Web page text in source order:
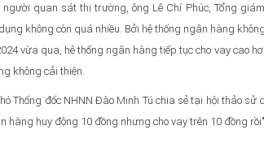
quan sát thị trường, ông Lê Chí Phúc, Tổng
không còn quá nhiều. Bởi hệ thống ngân hàng
vừa qua, hệ thống ngân hàng tiếp tục cho vay cao
không cải thiện.
Thống đốc NHNN Đào Minh Tú chia sẻ tại hội thảo
hàng huy động 10 đồng nhưng cho vay trên 10 đồng rồi".